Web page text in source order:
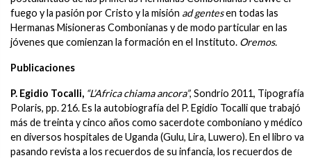
fuego y la pasión por Cristo y la misión ad gentesen todas las
Hermanas Misioneras Combonianas y de modo particular en las
jóvenes que comienzan la formación en el Instituto. Oremos.
Publicaciones
P. Egidio Tocalli, “L’Africa chiama ancora”, Sondrio 2011, Tipografía
Polaris, pp. 216. Es la autobiografía del P. Egidio Tocalli que trabajó
más de treinta y cinco años como sacerdote comboniano y médico
en diversos hospitales de Uganda (Gulu, Lira, Luwero). En el libro va
pasando revista a los recuerdos de su infancia, los recuerdos de